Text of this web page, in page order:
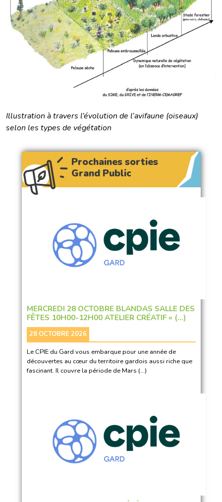
Illustration à travers l’évolution de l’avifaune (oiseaux)
selon les types de végétation
Prochaines sorties
Grand Public
MERCREDI 28 OCTOBRE BLANDAS SALLE DES
FÊTES 10H00-12H00 ATELIER CRÉATIF « (…)
28 OCTOBRE 2026
Le CPIE du Gard vous embarque pour une année de
découvertes au cœur du territoire gardois aussi riche que
fascinant. Il couvre la période de Mars (…)